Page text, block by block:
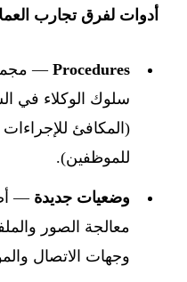
أدوات لفرق تجارب
Procedures
—
سلوك الوكلاء في
(المكافئ للإجراءات
للموظفين).
وضعيات جديدة —
معالجة الصور
وجهات الاتصال